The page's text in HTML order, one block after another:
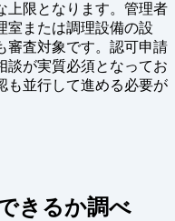
上限となります。管理者
室または調理設備の設
審査対象です。認可申請
談が実質必須となってお
も並行して進める必要が
きるか調べ